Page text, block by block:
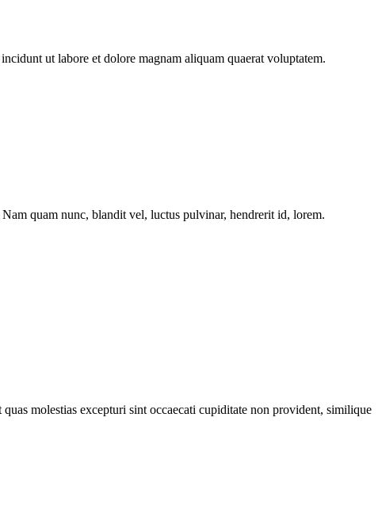
ut labore et dolore magnam aliquam quaerat voluptatem.
quam nunc, blandit vel, luctus pulvinar, hendrerit id, lorem.
molestias excepturi sint occaecati cupiditate non provident, similique